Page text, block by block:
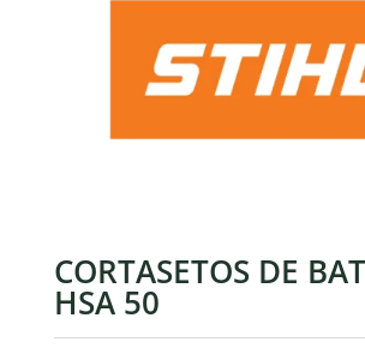
CORTASETOS DE
HSA 50